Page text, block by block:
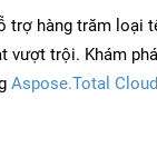
trợ hàng trăm loại
vượt trội. Khám
Aspose.Total Cloud